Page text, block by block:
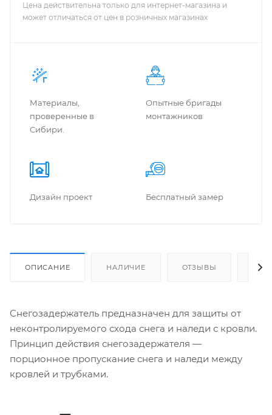
Цена действительна только для интернет-магазина и
может отличаться от цен в розничных магазинах
Материалы,
проверенные в
Сибири.
Опытные бригады
монтажников
Дизайн проект Бес­плат­ный замер
ОПИСАНИЕ НАЛИЧИЕ ОТЗЫВЫ
Снегозадержатель предназначен для защиты от
неконтролируемого схода снега и наледи с кровли.
Принцип действия снегозадержателя —
порционное пропускание снега и наледи между
кровлей и трубками.